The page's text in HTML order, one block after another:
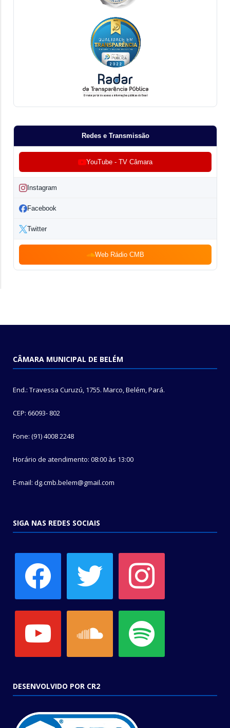
Redes e Transmissão
YouTube - TV Câmara
Instagram
Facebook
Twitter
Web Rádio CMB
CÂMARA MUNICIPAL DE BELÉM
End.: Travessa Curuzú, 1755. Marco, Belém, Pará.
CEP: 66093- 802
Fone: (91) 4008 2248
Horário de atendimento: 08:00 às 13:00
E-mail: dg.cmb.belem@gmail.com
SIGA NAS REDES SOCIAIS
DESENVOLVIDO POR CR2